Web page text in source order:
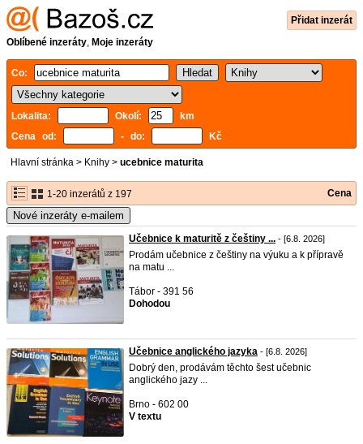
Přidat inzerát
Oblíbené inzeráty, Moje inzeráty
Co:
Lokalita: Okolí:
km
Cena od:
- do: Kč
Hlavní stránka > Knihy > ucebnice maturita
1-20 inzerátů z 197 Cena
Nové inzeráty e-mailem
Učebnice k maturitě z češtiny ... - [6.8. 2026]
Prodám učebnice z češtiny na výuku a k přípravě
na matu ...
Tábor - 391 56
Dohodou
Učebnice anglického jazyka - [6.8. 2026]
Dobrý den, prodávám těchto šest učebnic
anglického jazy ...
Brno - 602 00
V textu